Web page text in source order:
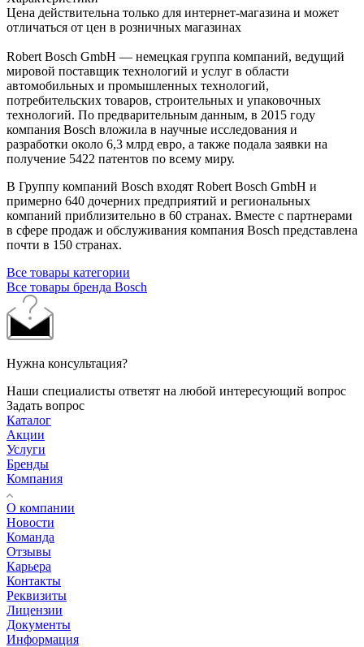
Цена действительна только для интернет-магазина и может
отличаться от цен в розничных магазинах
Robert Bosch GmbH — немецкая группа компаний, ведущий
мировой поставщик технологий и услуг в области
автомобильных и промышленных технологий,
потребительских товаров, строительных и упаковочных
технологий. По предварительным данным, в 2015 году
компания Bosch вложила в научные исследования и
разработки около 6,3 млрд евро, а также подала заявки на
получение 5422 патентов по всему миру.
В Группу компаний Bosch входят Robert Bosch GmbH и
примерно 640 дочерних предприятий и региональных
компаний приблизительно в 60 странах. Вместе с партнерами
в сфере продаж и обслуживания компания Bosch представлена
почти в 150 странах.
Все товары категории
Все товары бренда Bosch
Нужна консультация?
Наши специалисты ответят на любой интересующий вопрос
Задать вопрос
Каталог
Акции
Услуги
Бренды
Компания
О компании
Новости
Команда
Отзывы
Карьера
Контакты
Реквизиты
Лицензии
Документы
Информация